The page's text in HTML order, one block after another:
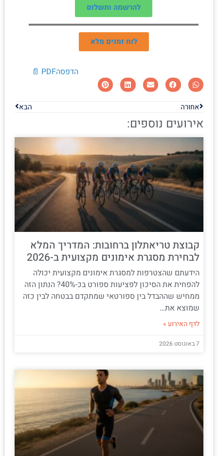
להרשמה ותשלום
לוח זמנים מלא
הדפסהPDF 📄
אחורה הבא
אירועים נוספים:
קבוצת טריאתלון ברחובות: המדריך המלא
לבחירת מסגרת אימונים מקצועית ב-2026
הידעתם שהצטרפות למסגרת אימונים מקצועית יכולה
להפחית את הסיכון לפציעות ספורט בכ-40%? הנתון הזה
ממחיש שההבדל בין ספורטאי שמתקדם בבטחה לבין כזה
שמוצא את…
לדף האירוע »
7 באוגוסט 2026